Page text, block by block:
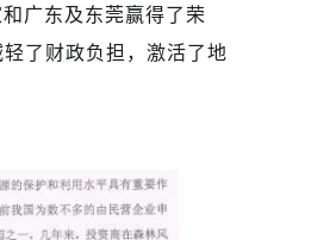
广东及东莞赢得了荣
了财政负担，激活了地